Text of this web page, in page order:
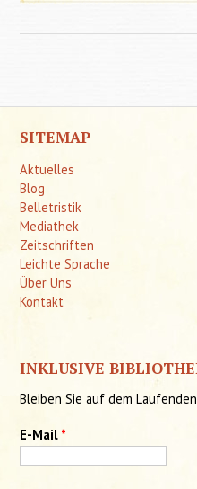
SITEMAP
Aktuelles
Blog
Belletristik
Mediathek
Zeitschriften
Leichte Sprache
Über Uns
Kontakt
INKLUSIVE
Bleiben Sie auf dem
E-Mail *